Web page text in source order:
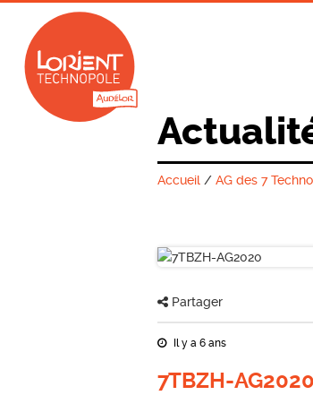
Accueil /AG des 7
Partager
Il y a 6 ans
7TBZH-AG2020